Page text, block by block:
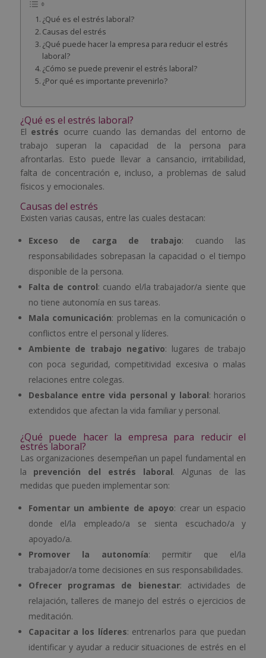
¿Qué es el estrés laboral?
Causas del estrés
¿Qué puede hacer la empresa para reducir el estrés
laboral?
¿Cómo se puede prevenir el estrés laboral?
¿Por qué es importante prevenirlo?
¿Qué es el estrés laboral?
El estrés ocurre cuando las demandas del entorno de
trabajo superan la capacidad de la persona para
afrontarlas. Esto puede llevar a cansancio, irritabilidad,
falta de concentración e, incluso, a problemas de salud
físicos y emocionales.
Causas del estrés
Existen varias causas, entre las cuales destacan:
Exceso de carga de trabajo: cuando las
responsabilidades sobrepasan la capacidad o el tiempo
disponible de la persona.
Falta de control: cuando el/la trabajador/a siente que
no tiene autonomía en sus tareas.
Mala comunicación: problemas en la comunicación o
conflictos entre el personal y líderes.
Ambiente de trabajo negativo: lugares de trabajo
con poca seguridad, competitividad excesiva o malas
relaciones entre colegas.
Desbalance entre vida personal y laboral: horarios
extendidos que afectan la vida familiar y personal.
¿Qué puede hacer la empresa para reducir el
estrés laboral?
Las organizaciones desempeñan un papel fundamental en
la prevención del estrés laboral. Algunas de las
medidas que pueden implementar son:
Fomentar un ambiente de apoyo: crear un espacio
donde el/la empleado/a se sienta escuchado/a y
apoyado/a.
Promover la autonomía: permitir que el/la
trabajador/a tome decisiones en sus responsabilidades.
Ofrecer programas de bienestar: actividades de
relajación, talleres de manejo del estrés o ejercicios de
meditación.
Capacitar a los líderes: entrenarlos para que puedan
identificar y ayudar a reducir situaciones de estrés en el